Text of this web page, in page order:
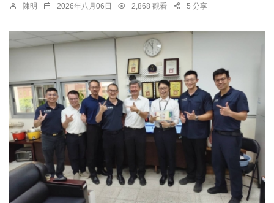
陳明 2026年八月06日 2,868 觀看 5 分享